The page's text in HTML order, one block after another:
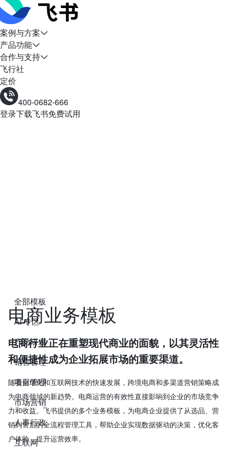
案例与方案
产品功能
合作与支持
飞行社
定价
400-0682-666
登录下载飞书免费试用
全部模板
AI 专区
产品研发
销售管理
项目管理
市场营销
人事行政
互联网
电商业务模板
电商行业正在重塑现代商业的面貌，以其灵活性
和便捷性成为企业拓展市场的重要渠道。
随着全球化和互联网技术的快速发展，跨境电商和多渠道营销策略成
为电商领域的新趋势。电商运营的有效性直接影响到企业的市场竞争
力和收益。飞书提供的多个业务模板，为电商企业提供了从选品、营
销到售后的全流程管理工具，帮助企业实现数据驱动的决策，优化客
户体验，提升运营效率。